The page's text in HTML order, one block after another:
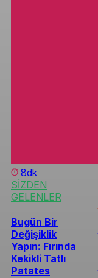
8dk
SİZDEN
GELENLER
Bugün Bir
Değişiklik
Yapın: Fırında
Kekikli Tatlı
Patates